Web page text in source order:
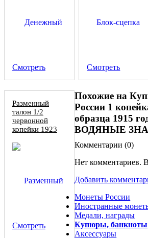
Смотреть Смотреть
Разменный
талон 1/2
червонной
копейки 1923
копия
Смотреть
Похожие на
России 1
образца 1915
ВОДЯНЫЕ
Комментарии (0)
Нет комментариев.
Добавить
Монеты России
Иностранные
Медали, награды
Купюры, банкноты
Аксессуары